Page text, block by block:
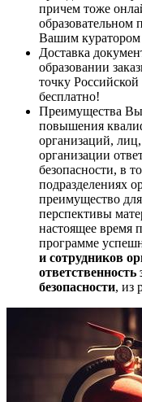
причем тоже
образовательном
Вашим куратором
Доставка
образовании
точку
бесплатно!
Преимущества
повышения
организаций,
организации
безопасности, в
подразделениях
преимущество
перспективы
настоящее время
программе
и сотрудников
безопасности, из